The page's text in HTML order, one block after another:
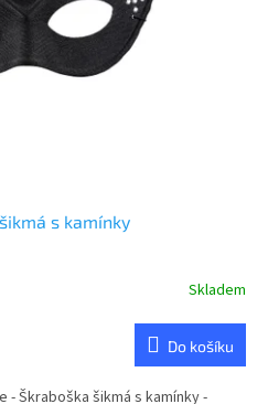
s kamínky
Skladem
Do košíku
- Škraboška šikmá s kamínky -